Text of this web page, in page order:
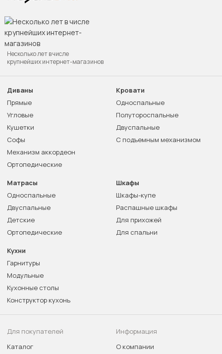
Несколько лет в числе
крупнейших интернет-магазинов
Диваны
Прямые
Угловые
Кушетки
Софы
Механизм аккордеон
Ортопедические
Кровати
Односпальные
Полутороспальные
Двуспальные
С подъемным механизмом
Матрасы
Односпальные
Двуспальные
Детские
Ортопедические
Шкафы
Шкафы-купе
Распашные шкафы
Для прихожей
Для спальни
Кухни
Гарнитуры
Модульные
Кухонные столы
Конструктор кухонь
Для покупателей
Каталог
Информация
О компании